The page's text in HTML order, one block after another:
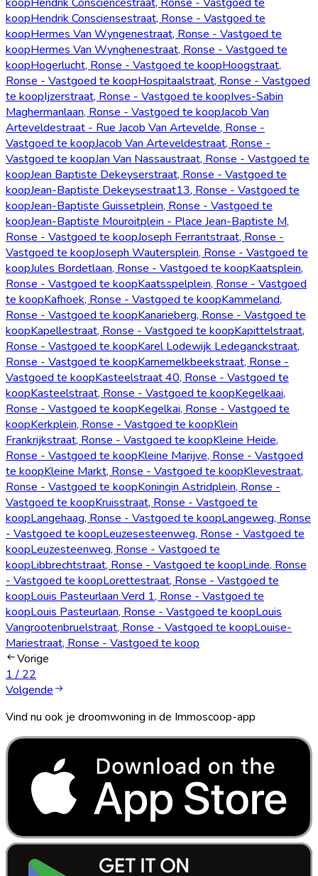
koopHendrik Consciensestraat, Ronse - Vastgoed te
koopHermes Van Wyngenestraat, Ronse - Vastgoed te
koopHermes Van Wynghenestraat, Ronse - Vastgoed te
koopHogerlucht, Ronse - Vastgoed te koopHoogstraat,
Ronse - Vastgoed te koopHospitaalstraat, Ronse - Vastgoed
te koopIjzerstraat, Ronse - Vastgoed te koopIves-Sabin
Maghermanlaan, Ronse - Vastgoed te koopJacob Van
Arteveldestraat - Rue Jacob Van Artevelde, Ronse -
Vastgoed te koopJacob Van Arteveldestraat, Ronse -
Vastgoed te koopJan Van Nassaustraat, Ronse - Vastgoed te
koopJean Baptiste Dekeyserstraat, Ronse - Vastgoed te
koopJean-Baptiste Dekeysestraat13, Ronse - Vastgoed te
koopJean-Baptiste Guissetplein, Ronse - Vastgoed te
koopJean-Baptiste Mouroitplein - Place Jean-Baptiste M,
Ronse - Vastgoed te koopJoseph Ferrantstraat, Ronse -
Vastgoed te koopJoseph Wautersplein, Ronse - Vastgoed te
koopJules Bordetlaan, Ronse - Vastgoed te koopKaatsplein,
Ronse - Vastgoed te koopKaatsspelplein, Ronse - Vastgoed
te koopKafhoek, Ronse - Vastgoed te koopKammeland,
Ronse - Vastgoed te koopKanarieberg, Ronse - Vastgoed te
koopKapellestraat, Ronse - Vastgoed te koopKapittelstraat,
Ronse - Vastgoed te koopKarel Lodewijk Ledeganckstraat,
Ronse - Vastgoed te koopKarnemelkbeekstraat, Ronse -
Vastgoed te koopKasteelstraat 40, Ronse - Vastgoed te
koopKasteelstraat, Ronse - Vastgoed te koopKegelkaai,
Ronse - Vastgoed te koopKegelkai, Ronse - Vastgoed te
koopKerkplein, Ronse - Vastgoed te koopKlein
Frankrijkstraat, Ronse - Vastgoed te koopKleine Heide,
Ronse - Vastgoed te koopKleine Marijve, Ronse - Vastgoed
te koopKleine Markt, Ronse - Vastgoed te koopKlevestraat,
Ronse - Vastgoed te koopKoningin Astridplein, Ronse -
Vastgoed te koopKruisstraat, Ronse - Vastgoed te
koopLangehaag, Ronse - Vastgoed te koopLangeweg, Ronse
- Vastgoed te koopLeuzesesteenweg, Ronse - Vastgoed te
koopLeuzesteenweg, Ronse - Vastgoed te
koopLibbrechtstraat, Ronse - Vastgoed te koopLinde, Ronse
- Vastgoed te koopLorettestraat, Ronse - Vastgoed te
koopLouis Pasteurlaan Verd 1, Ronse - Vastgoed te
koopLouis Pasteurlaan, Ronse - Vastgoed te koopLouis
Vangrootenbruelstraat, Ronse - Vastgoed te koopLouise-
Mariestraat, Ronse - Vastgoed te koop
Vorige
1/ 22
Volgende
Vind nu ook je droomwoning in de Immoscoop-app